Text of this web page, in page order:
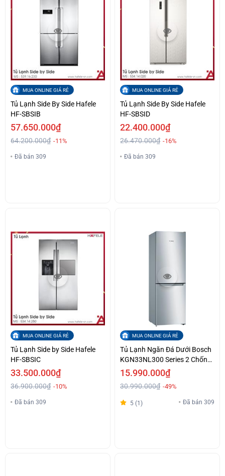
MUA ONLINE GIÁ RẺ
Tủ Lạnh Side By Side Hafele
HF-SBSIB
57.650.000₫
64.200.000₫ -11%
Đã bán 309
MUA ONLINE GIÁ RẺ
Tủ Lạnh Side By Side Hafele
HF-SBSID
22.400.000₫
26.470.000₫ -16%
Đã bán 309
MUA ONLINE GIÁ RẺ
Tủ Lạnh Side by Side Hafele
HF-SBSIC
33.500.000₫
36.900.000₫ -10%
Đã bán 309
MUA ONLINE GIÁ RẺ
Tủ Lạnh Ngăn Đá Dưới Bosch
KGN33NL300 Series 2 Chống
Đóng Tuyết No Frost Giá Siêu
15.990.000₫
30.990.000₫ -49%
5 (1) Đã bán 309